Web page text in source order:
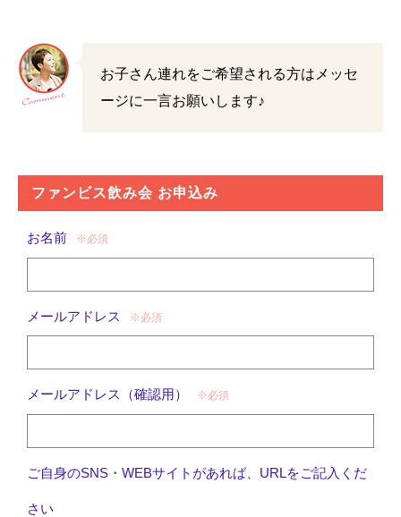
お子さん連れをご希望される方はメッセ
ージに一言お願いします♪
ファンビス飲み会 お申込み
お名前 ※必須
メールアドレス ※必須
メールアドレス（確認用） ※必須
ご自身のSNS・WEBサイトがあれば、URLをご記入くだ
さい